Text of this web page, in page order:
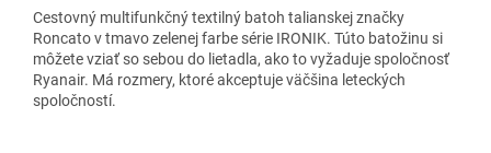
Cestovný multifunkčný textilný batoh talianskej značky
Roncatov tmavo zelenej farbe série IRONIK. Túto batožinu si
môžete vziať so sebou do lietadla, ako to vyžaduje spoločnosť
Ryanair. Má rozmery, ktoré akceptuje väčšina leteckých
spoločností.